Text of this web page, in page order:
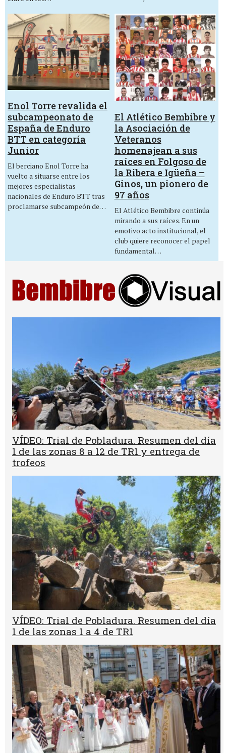
Enol Torre revalida el
subcampeonato de
España de Enduro
BTT en categoría
Junior
El berciano Enol Torre ha
vuelto a situarse entre los
mejores especialistas
nacionales de Enduro BTT tras
proclamarse subcampeón de…
El Atlético Bembibre y
la Asociación de
Veteranos
homenajean a sus
raíces en Folgoso de
la Ribera e Igüeña –
Ginos, un pionero de
97 años
El Atlético Bembibre continúa
mirando a sus raíces. En un
emotivo acto institucional, el
club quiere reconocer el papel
fundamental…
VÍDEO: Trial de Pobladura. Resumen del día
1 de las zonas 8 a 12 de TR1 y entrega de
trofeos
VÍDEO: Trial de Pobladura. Resumen del día
1 de las zonas 1 a 4 de TR1